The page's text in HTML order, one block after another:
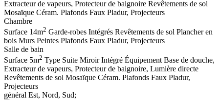
Extracteur de vapeurs, Protecteur de baignoire Revêtements de sol
Mosaïque Céram. Plafonds Faux Pladur, Projecteurs
Chambre
Surface 14m2 Garde-robes Intégrés Revêtements de sol Plancher en
bois Murs Peintes Plafonds Faux Pladur, Projecteurs
Salle de bain
Surface 5m2 Type Suite Miroir Intégré Équipement Base de douche,
Extracteur de vapeurs, Protecteur de baignoire, Lumière directe
Revêtements de sol Mosaïque Céram. Plafonds Faux Pladur,
Projecteurs
général Est, Nord, Sud;